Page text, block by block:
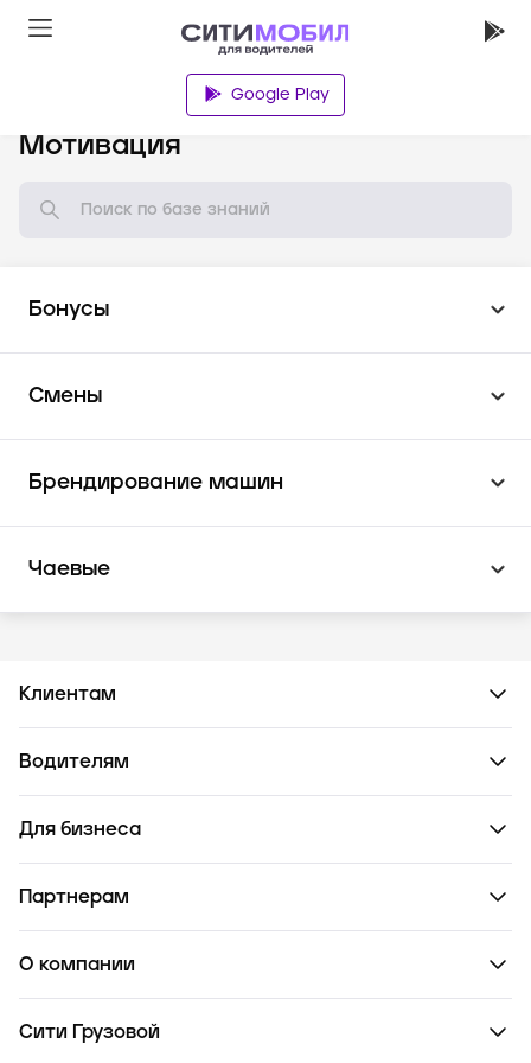
Google Play
Мотивация
Бонусы
Смены
Брендирование машин
Чаевые
Клиентам
Водителям
Для бизнеса
Партнерам
О компании
Сити Грузовой